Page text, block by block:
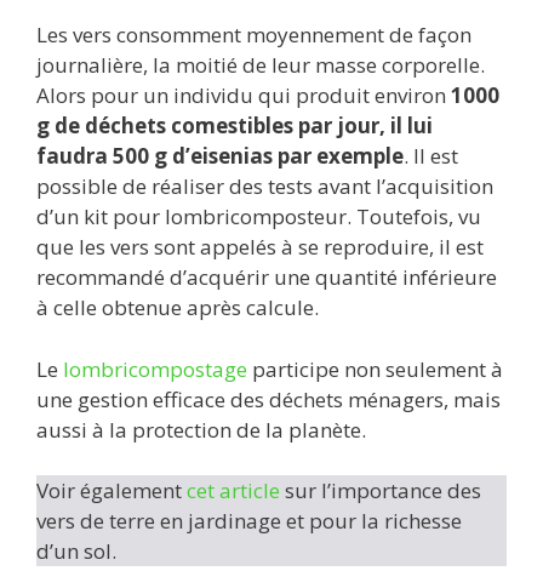
Les vers consomment moyennement de façon
journalière, la moitié de leur masse corporelle.
Alors pour un individu qui produit environ 1000
g de déchets comestibles par jour, il lui
faudra 500 g d’eisenias par exemple. Il est
possible de réaliser des tests avant l’acquisition
d’un kit pour lombricomposteur. Toutefois, vu
que les vers sont appelés à se reproduire, il est
recommandé d’acquérir une quantité inférieure
à celle obtenue après calcule.
Le lombricompostage participe non seulement à
une gestion efficace des déchets ménagers, mais
aussi à la protection de la planète.
Voir égalementcet article sur l’importance des
vers de terre en jardinage et pour la richesse
d’un sol.